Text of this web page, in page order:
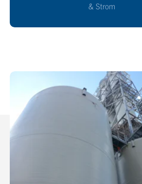
& Strom